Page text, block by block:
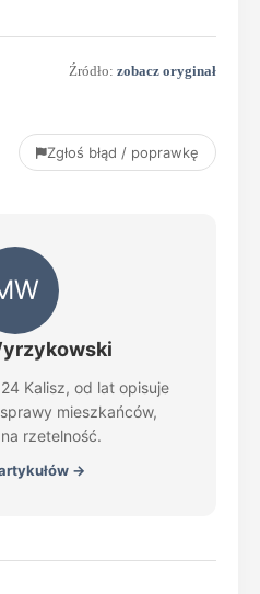
Źródło: zobacz oryginał
Zgłoś błąd / poprawkę
Kalisz, od lat opisuje
mieszkańców,
rzetelność.
→